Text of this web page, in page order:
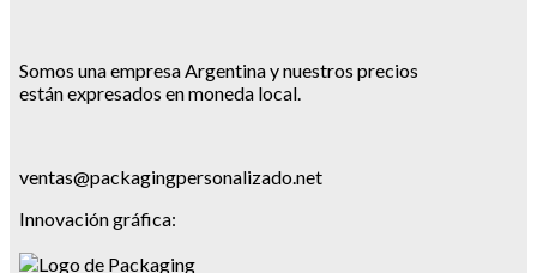
Somos una empresa Argentina y nuestros precios
están expresados en moneda local.
ventas@packagingpersonalizado.net
Innovación gráfica: